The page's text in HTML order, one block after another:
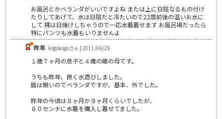
お風呂とかベランダがいいですよね または上に日陰なるもの付け
たりしてあげて、水は日陰だと冷たいので22度前後の温いお水に
して 裸は日焼けしちゃうので一応水着着せます お風呂場だったら
特にパンツも水着もいりませんよ
昨年 kogokogoさん | 2011/06/25
１歳７ヶ月の息子と４歳の娘の母です。
うちも昨年、良く水遊びしました。
庭は無いのでベランダですが、基本、外でした。
昨年の今頃は８ヶ月か９ヶ月くらいでしたが、
８０センチに水着を購入し着せてました。